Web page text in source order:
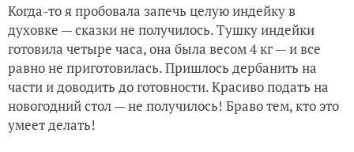
Когда-то я пробовала запечь целую индейку в
духовке — сказки не получилось. Тушку индейки
готовила четыре часа, она была весом 4 кг — и все
равно не приготовилась. Пришлось дербанить на
части и доводить до готовности. Красиво подать на
новогодний стол — не получилось! Браво тем, кто это
умеет делать!